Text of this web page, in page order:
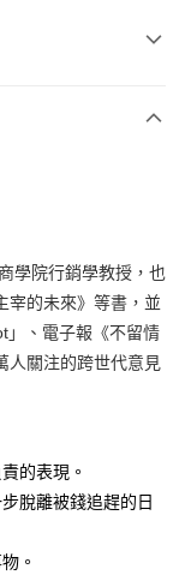
學院行銷學教授，也
宰的未來》等書，並
」、電子報《不留情
人關注的跨世代意見
的表現。
脫離被錢追趕的日
。